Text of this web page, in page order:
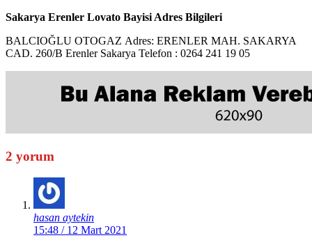
Sakarya Erenler Lovato Bayisi Adres Bilgileri
BALCIOĞLU OTOGAZ Adres: ERENLER MAH. SAKARYA
CAD. 260/B Erenler Sakarya Telefon : 0264 241 19 05
2 yorum
hasan aytekin
15:48 / 12 Mart 2021